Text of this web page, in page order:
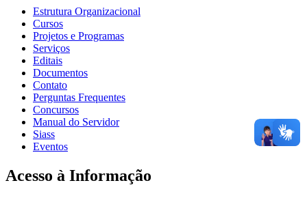
Estrutura Organizacional
Cursos
Projetos e Programas
Serviços
Editais
Documentos
Contato
Perguntas Frequentes
Concursos
Manual do Servidor
Siass
Eventos
Acesso à Informação